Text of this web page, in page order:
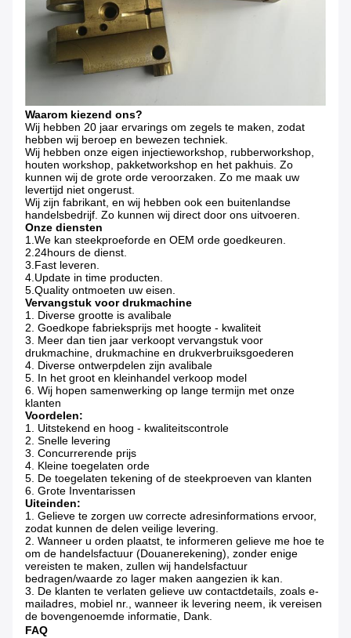
Waarom kiezend ons?
Wij hebben 20 jaar ervarings om zegels te maken, zodat
hebben wij beroep en bewezen techniek.
Wij hebben onze eigen injectieworkshop, rubberworkshop,
houten workshop, pakketworkshop en het pakhuis. Zo
kunnen wij de grote orde veroorzaken. Zo me maak uw
levertijd niet ongerust.
Wij zijn fabrikant, en wij hebben ook een buitenlandse
handelsbedrijf. Zo kunnen wij direct door ons uitvoeren.
Onze diensten
1.We kan steekproeforde en OEM orde goedkeuren.
2.24hours de dienst.
3.Fast leveren.
4.Update in time producten.
5.Quality ontmoeten uw eisen.
Vervangstuk voor drukmachine
1. Diverse grootte is avalibale
2. Goedkope fabrieksprijs met hoogte - kwaliteit
3. Meer dan tien jaar verkoopt vervangstuk voor
drukmachine, drukmachine en drukverbruiksgoederen
4. Diverse ontwerpdelen zijn avalibale
5. In het groot en kleinhandel verkoop model
6. Wij hopen samenwerking op lange termijn met onze
klanten
Voordelen:
1. Uitstekend en hoog - kwaliteitscontrole
2. Snelle levering
3. Concurrerende prijs
4. Kleine toegelaten orde
5. De toegelaten tekening of de steekproeven van klanten
6. Grote Inventarissen
Uiteinden:
1. Gelieve te zorgen uw correcte adresinformations ervoor,
zodat kunnen de delen veilige levering.
2. Wanneer u orden plaatst, te informeren gelieve me hoe te
om de handelsfactuur (Douanerekening), zonder enige
vereisten te maken, zullen wij handelsfactuur
bedragen/waarde zo lager maken aangezien ik kan.
3. De klanten te verlaten gelieve uw contactdetails, zoals e-
mailadres, mobiel nr., wanneer ik levering neem, ik vereisen
de bovengenoemde informatie, Dank.
FAQ